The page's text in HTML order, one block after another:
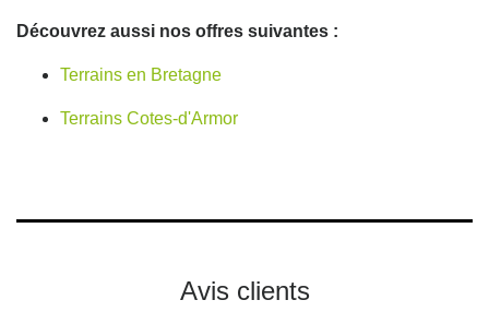
Découvrez aussi nos offres suivantes :
Terrains en Bretagne
Terrains Cotes-d'Armor
Avis clients